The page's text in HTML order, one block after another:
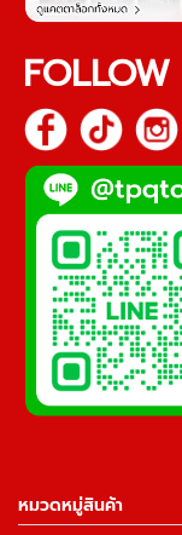
FOLLOW
หมวดหมู่สินค้า